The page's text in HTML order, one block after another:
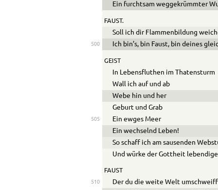
Ein furchtsam weggekrümmter
FAUST.
Soll ich dir Flammenbildung
500 Ich bin’s, bin Faust, bin deines
GEIST
In Lebensfluthen im Thatensturm
Wall ich auf und ab
Webe hin und her
Geburt und Grab
505
Ein ewges Meer
Ein wechselnd Leben!
So schaff ich am sausenden
Und würke der Gottheit
FAUST
510
Der du die weite Welt